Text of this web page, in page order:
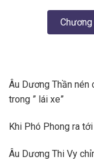
Âu Dương Thần nén
trong ” lái xe”
Khi Phó Phong ra
Âu Dương Thi Vy